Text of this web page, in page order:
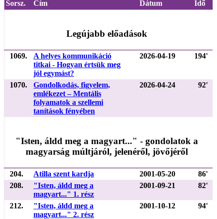
Sorsz. Cím Dátum Idő
Legújabb előadások
1069.
A helyes kommunikáció
titkai - Hogyan értsük meg
jól egymást?
2026-04-19 194'
1070.
Gondolkodás, figyelem,
emlékezet – Mentális
folyamatok a szellemi
tanítások fényében
2026-04-24 92'
"Isten, áldd meg a magyart..." - gondolatok a
magyarság múltjáról, jelenéről, jövőjéről
204. Atilla szent kardja 2001-05-20
86'
208.
"Isten, áldd meg a
magyart..." 1. rész
2001-09-21 82'
212.
"Isten, áldd meg a
magyart..." 2. rész
2001-10-12 94'